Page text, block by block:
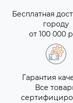
Бесплатная
городу
от 100 000
Гарантия
Все